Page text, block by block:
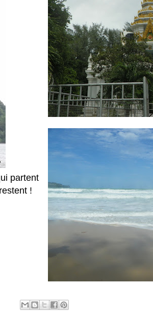
partent
!